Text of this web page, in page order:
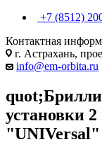
+7 (8512)
Контактная
г. Астрахань,
info@em-orbita.ru
установки 2
"UNIVersal"